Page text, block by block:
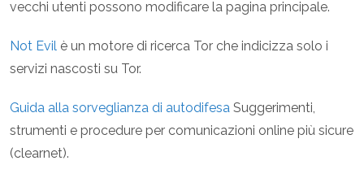
vecchi utenti possono modificare la pagina principale.
Not Evil è un motore di ricerca Tor che indicizza solo i
servizi nascosti su Tor.
Guida alla sorveglianza di autodifesa Suggerimenti,
strumenti e procedure per comunicazioni online più sicure
(clearnet).